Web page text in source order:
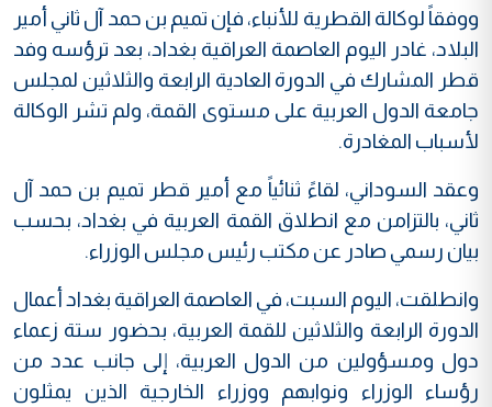
ووفقاً لوكالة القطرية للأنباء، فإن تميم بن حمد آل ثاني أمير
البلاد، غادر اليوم العاصمة العراقية بغداد، بعد ترؤسه وفد
قطر المشارك في الدورة العادية الرابعة والثلاثين لمجلس
جامعة الدول العربية على مستوى القمة، ولم تشر الوكالة
لأسباب المغادرة.
وعقد السوداني، لقاءً ثنائياً مع أمير قطر تميم بن حمد آل
ثاني، بالتزامن مع انطلاق القمة العربية في بغداد، بحسب
بيان رسمي صادر عن مكتب رئيس مجلس الوزراء.
وانطلقت، اليوم السبت، في العاصمة العراقية بغداد أعمال
الدورة الرابعة والثلاثين للقمة العربية، بحضور ستة زعماء
دول ومسؤولين من الدول العربية، إلى جانب عدد من
رؤساء الوزراء ونوابهم ووزراء الخارجية الذين يمثلون